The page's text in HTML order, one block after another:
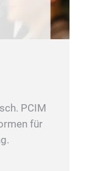
PCIM
für